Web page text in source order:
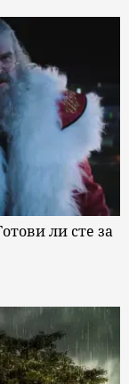
ли сте за